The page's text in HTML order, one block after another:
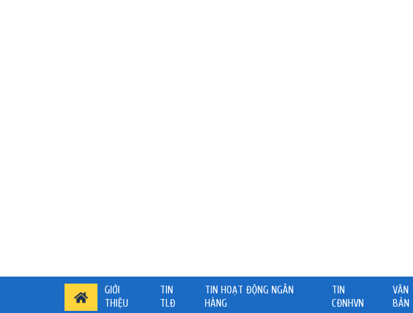
GIỚI
THIỆU
TIN
TLĐ
TIN HOẠT ĐỘNG NGÂN
HÀNG
TIN
CĐNHVN
VĂN
BẢN